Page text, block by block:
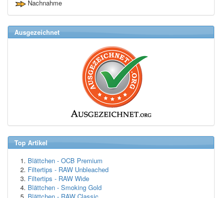
Nachnahme
Ausgezeichnet
Top Artikel
Blättchen - OCB Premium
Filtertips - RAW Unbleached
Filtertips - RAW Wide
Blättchen - Smoking Gold